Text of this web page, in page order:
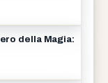
della Magia: